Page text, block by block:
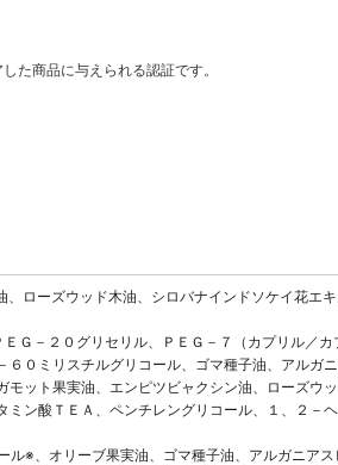
た商品に与えられる認証です。
ローズウッド木油、シロバナインドソケイ花エキ
Ｇ－２０グリセリル、ＰＥＧ－７（カプリル／カ
０ミリスチルグリコール、ゴマ種子油、アルガ
ット果実油、エンピツビャクシン油、ローズウ
ン酸ＴＥＡ、ペンチレングリコール、１、２－
ル※、オリーブ果実油、ゴマ種子油、アルガニア